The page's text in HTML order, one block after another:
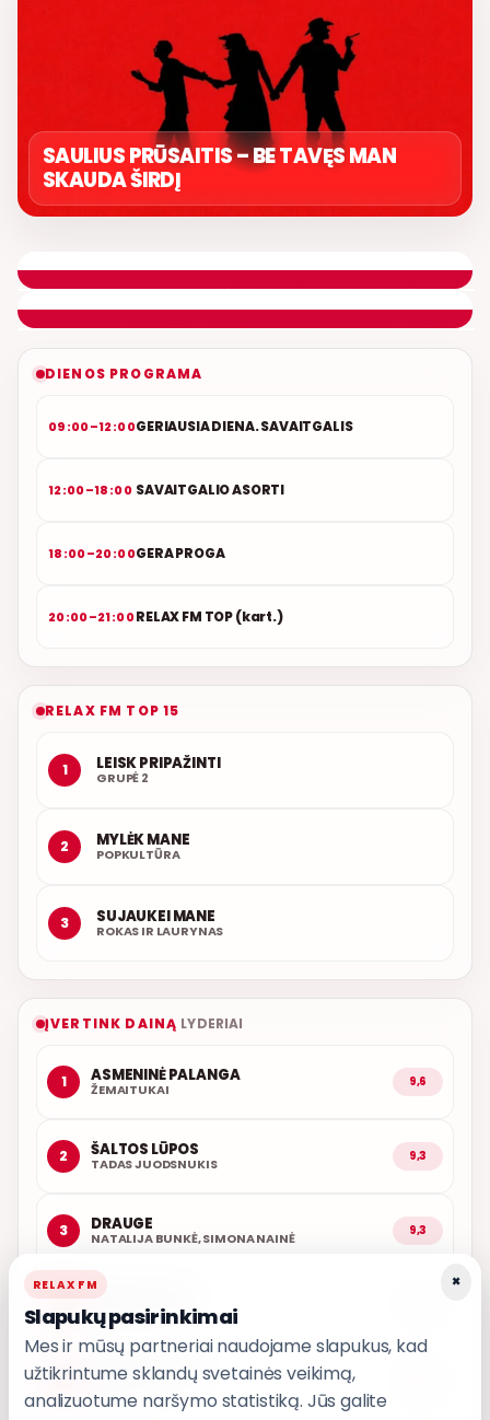
SAULIUS PRŪSAITIS – BE TAVĘS MAN
SKAUDA ŠIRDĮ
DIENOS PROGRAMA
09:00–12:00GERIAUSIA DIENA. SAVAITGALIS
12:00–18:00 SAVAITGALIO ASORTI
18:00–20:00GERA PROGA
20:00–21:00RELAX FM TOP (kart.)
RELAX FM TOP 15
1 LEISK PRIPAŽINTI
GRUPĖ 2
2 MYLĖK MANE
POPKULTŪRA
3 SUJAUKEI MANE
ROKAS IR LAURYNAS
ĮVERTINK DAINĄ LYDERIAI
1 ASMENINĖ PALANGA
ŽEMAITUKAI 9,6
2 ŠALTOS LŪPOS
TADAS JUODSNUKIS 9,3
3 DRAUGE
NATALIJA BUNKĖ, SIMONA NAINĖ 9,3
POPKULTŪRA
5 AŠ ATVAŽIUOJU
×
RELAX FM
Slapukų pasirinkimai
Mes ir mūsų partneriai naudojame slapukus, kad
užtikrintume sklandų svetainės veikimą,
analizuotume naršymo statistiką. Jūs galite